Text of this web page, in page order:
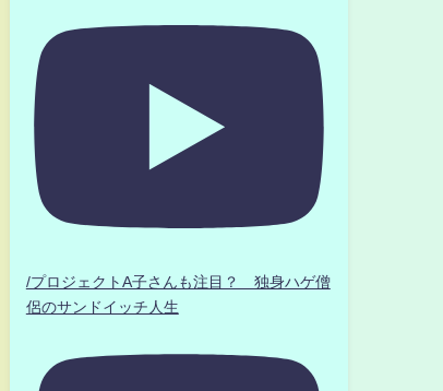
/プロジェクトA子さんも注目？ 独身ハゲ僧
侶のサンドイッチ人生